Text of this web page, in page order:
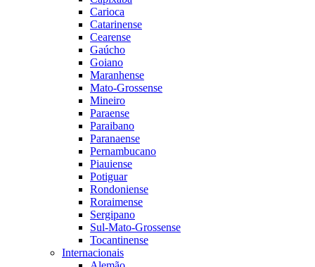
Carioca
Catarinense
Cearense
Gaúcho
Goiano
Maranhense
Mato-Grossense
Mineiro
Paraense
Paraibano
Paranaense
Pernambucano
Piauiense
Potiguar
Rondoniense
Roraimense
Sergipano
Sul-Mato-Grossense
Tocantinense
Internacionais